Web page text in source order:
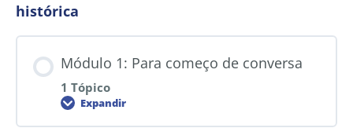
histórica
Módulo 1: Para começo de conversa
1 Tópico
Expandir